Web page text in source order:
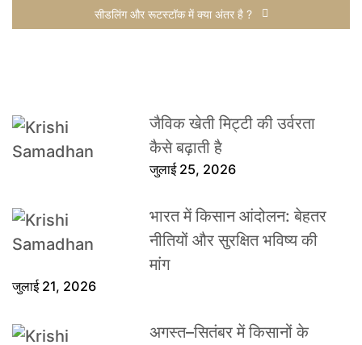
सीडलिंग और रूटस्टॉक में क्या अंतर है ?
जैविक खेती मिट्टी की उर्वरता
कैसे बढ़ाती है
जुलाई 25, 2026
भारत में किसान आंदोलन: बेहतर
नीतियों और सुरक्षित भविष्य की
मांग
जुलाई 21, 2026
अगस्त–सितंबर में किसानों के